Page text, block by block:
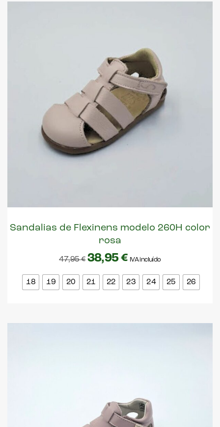
Sandalias de Flexinens modelo 260H color
rosa
47,95€ 38,95€ IVA incluído
18 19 20 21 22 23 24 25 26